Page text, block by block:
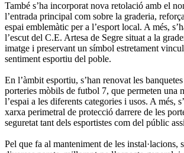
També s’ha incorporat nova retolació amb el
l’entrada principal com sobre la graderia,
espai emblemàtic per a l’esport local. A més,
l’escut del C.E. Artesa de Segre situat a la
imatge i preservant un símbol estretament
sentiment esportiu del poble.
En l’àmbit esportiu, s’han renovat les
porteries mòbils de futbol 7, que permeten una
l’espai a les diferents categories i usos. A més,
xarxa perimetral de protecció darrere de les
seguretat tant dels esportistes com del públic
Pel que fa al manteniment de les instal·lacions,